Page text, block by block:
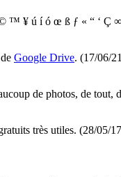
© ™ ¥ ú í ó œ ß ƒ « “ ‘
Google Drive. (17/06/
de photos, de tout,
très utiles. (28/05/